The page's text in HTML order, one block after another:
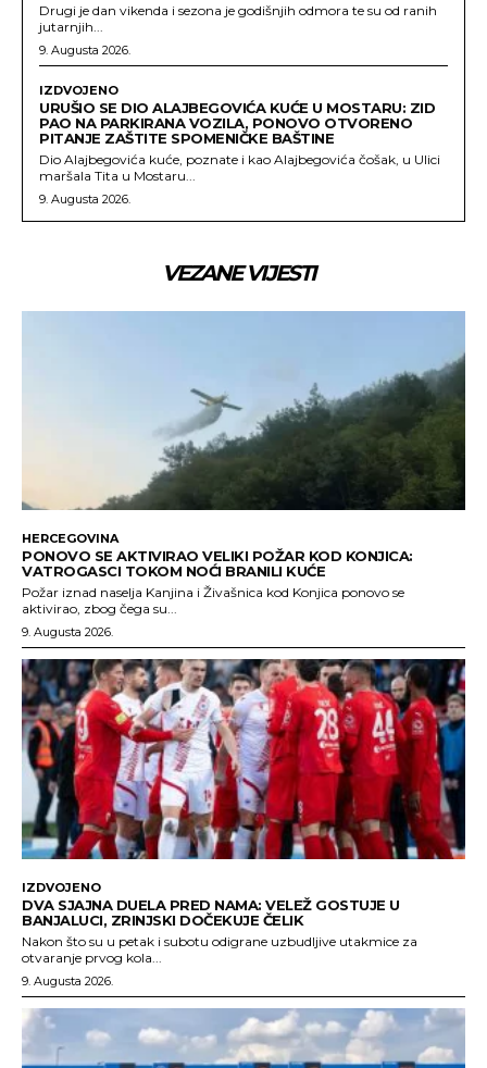
Drugi je dan vikenda i sezona je godišnjih odmora te su od ranih
jutarnjih...
9. Augusta 2026.
IZDVOJENO
URUŠIO SE DIO ALAJBEGOVIĆA KUĆE U MOSTARU: ZID
PAO NA PARKIRANA VOZILA, PONOVO OTVORENO
PITANJE ZAŠTITE SPOMENIČKE BAŠTINE
Dio Alajbegovića kuće, poznate i kao Alajbegovića čošak, u Ulici
maršala Tita u Mostaru...
9. Augusta 2026.
VEZANE VIJESTI
HERCEGOVINA
PONOVO SE AKTIVIRAO VELIKI POŽAR KOD KONJICA:
VATROGASCI TOKOM NOĆI BRANILI KUĆE
Požar iznad naselja Kanjina i Živašnica kod Konjica ponovo se
aktivirao, zbog čega su...
9. Augusta 2026.
IZDVOJENO
DVA SJAJNA DUELA PRED NAMA: VELEŽ GOSTUJE U
BANJALUCI, ZRINJSKI DOČEKUJE ČELIK
Nakon što su u petak i subotu odigrane uzbudljive utakmice za
otvaranje prvog kola...
9. Augusta 2026.